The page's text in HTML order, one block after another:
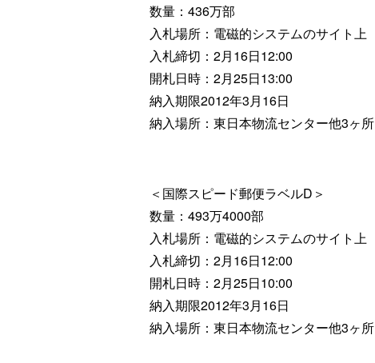
数量：436万部
入札場所：電磁的システムのサイト上
入札締切：2月16日12:00
開札日時：2月25日13:00
納入期限2012年3月16日
納入場所：東日本物流センター他3ヶ所
＜国際スピード郵便ラベルD＞
数量：493万4000部
入札場所：電磁的システムのサイト上
入札締切：2月16日12:00
開札日時：2月25日10:00
納入期限2012年3月16日
納入場所：東日本物流センター他3ヶ所